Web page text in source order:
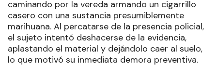
caminando por la vereda armando un cigarrillo
casero con una sustancia presumiblemente
marihuana. Al percatarse de la presencia policial,
el sujeto intentó deshacerse de la evidencia,
aplastando el material y dejándolo caer al suelo,
lo que motivó su inmediata demora preventiva.